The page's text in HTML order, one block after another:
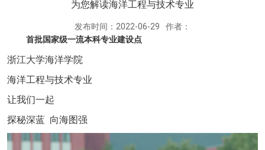
为您解读海洋工程与技术专业
发布时间：2022-06-29 作者：
首批国家级一流本科专业建设点
浙江大学海洋学院
海洋工程与技术专业
让我们一起
探秘深蓝 向海图强